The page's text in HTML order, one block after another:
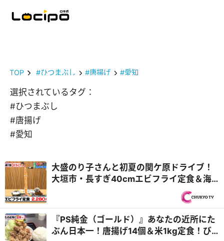
TOP #ひつまぶし #唐揚げ #愛知
選択されているタグ：
#ひつまぶし
#唐揚げ
#愛知
大盛のり子さんと初夏の関ケ原ドライブ！
大垣市・長すぎ40cmエビフライ定食＆海
津市・飛騨牛中華食べ放題！？『PS純金
『PS純金（ゴールド）』あなたの近所にた
ぶん日本一！唐揚げ14個＆米1kg定食！び